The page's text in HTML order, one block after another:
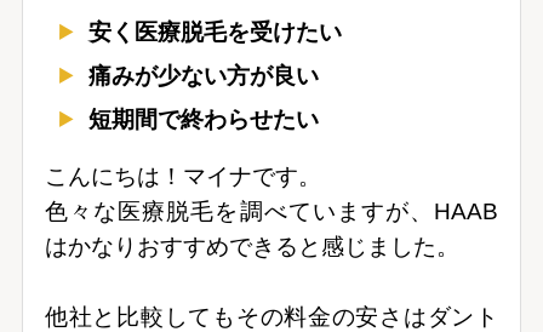
安く医療脱毛を受けたい
痛みが少ない方が良い
短期間で終わらせたい
こんにちは！マイナです。
色々な医療脱毛を調べていますが、HAAB
はかなりおすすめできると感じました。
他社と比較してもその料金の安さはダント